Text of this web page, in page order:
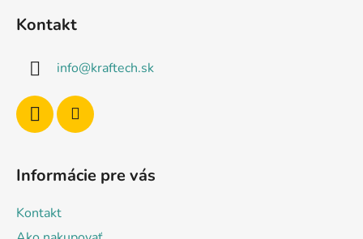
Kontakt
info@kraftech.sk
Informácie pre vás
Kontakt